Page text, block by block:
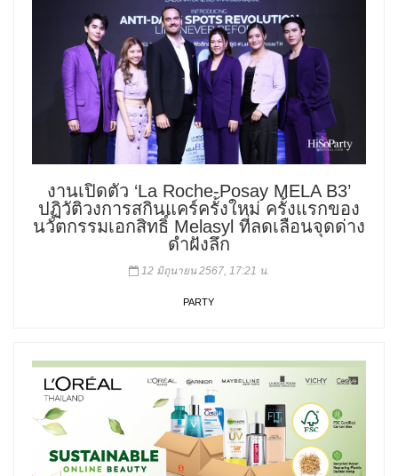
งานเปิดตัว ‘La Roche-Posay MELA B3’
ปฏิวัติวงการสกินแคร์ครั้งใหม่ ครั้งแรกของ
นวัตกรรมเอกสิทธิ์ Melasyl ที่ลดเลือนจุดด่าง
ดำฝังลึก
12 มิถุนายน 2567, 17:21 น.
PARTY